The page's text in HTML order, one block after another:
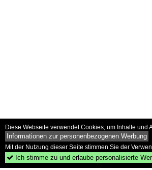
Diese Webseite verwendet Cookies, um Inhalte
Informationen zur personenbezogenen Werbung
Mit der Nutzung dieser Seite stimmen Sie der
 Ich stimme zu und erlaube personalisierte